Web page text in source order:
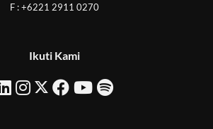
F : +6221 2911 0270
Ikuti Kami